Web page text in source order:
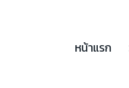
หน้าแรก